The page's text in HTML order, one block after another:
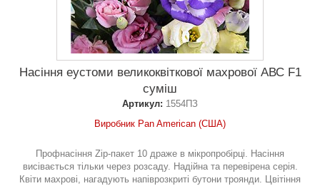
Насіння еустоми великоквіткової махрової АВС F1
суміш
Артикул: 1554ПЗ
Виробник Pan American (США)
Профнасіння Zip-пакет 10 драже в мікропробірці. Насіння
висівається тільки через розсаду. Надійна та перевірена серія.
Квіти махрові, нагадують напіврозкриті бутони троянди. Цвітіння